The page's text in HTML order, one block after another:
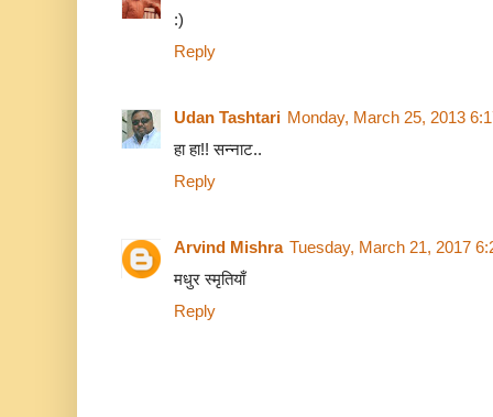
:)
Reply
Udan Tashtari Monday, March 25, 2013
हा हा!! सन्नाट..
Reply
Arvind Mishra Tuesday, March 21, 2017
मधुर स्मृतियाँ
Reply